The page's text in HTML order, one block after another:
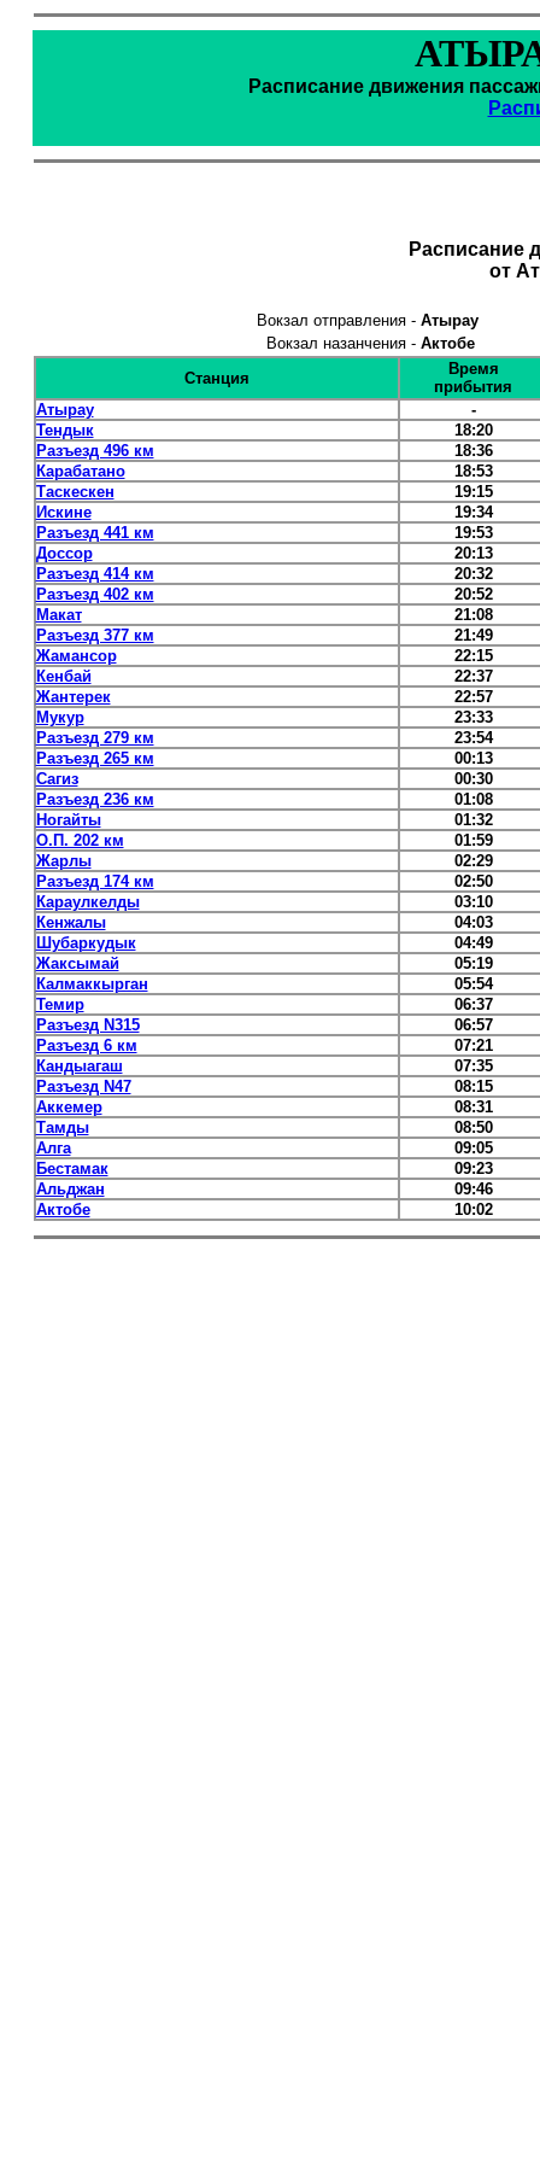
Расписание движения
Расписание
от
Вокзал отправления - Атырау
Вокзал назанчения - Актобе
Станция
Время
прибытия
Атырау
-
Тендык
18:20
Разъезд 496 км
18:36
Карабатано
18:53
Таскескен
19:15
Искине
19:34
Разъезд 441 км
19:53
Доссор
20:13
Разъезд 414 км
20:32
Разъезд 402 км
20:52
Макат
21:08
Разъезд 377 км
21:49
Жамансор
22:15
Кенбай
22:37
Жантерек
22:57
Мукур
23:33
Разъезд 279 км
23:54
Разъезд 265 км
00:13
Сагиз
00:30
Разъезд 236 км
01:08
Ногайты
01:32
О.П. 202 км
01:59
Жарлы
02:29
Разъезд 174 км
02:50
Караулкелды
03:10
Кенжалы
04:03
Шубаркудык
04:49
Жаксымай
05:19
Калмаккырган
05:54
Темир
06:37
Разъезд N315
06:57
Разъезд 6 км
07:21
Кандыагаш
07:35
Разъезд N47
08:15
Аккемер
08:31
Тамды
08:50
Алга
09:05
Бестамак
09:23
Альджан
09:46
Актобе
10:02